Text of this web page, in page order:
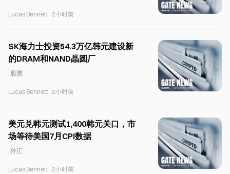
Lucas Bennett · 2小时前
SK海力士投资54.3万亿韩元建设新
的DRAM和NAND晶圆厂
股票
Lucas Bennett · 2小时前
美元兑韩元测试1,400韩元关口，市
场等待美国7月CPI数据
外汇
Lucas Bennett · 2小时前